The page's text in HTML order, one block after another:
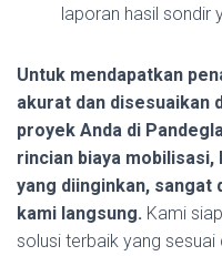
laporan hasil sondir
Untuk mendapatkan
akurat dan disesuaikan
proyek Anda di
rincian biaya mobilisasi,
yang diinginkan, sangat
kami langsung. Kami
solusi terbaik yang